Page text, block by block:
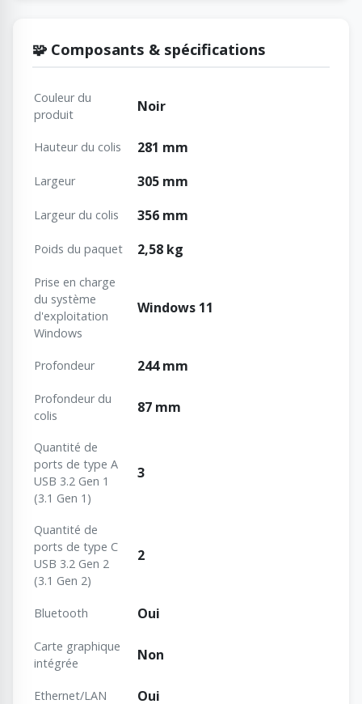
🧩 Composants & spécifications
Couleur du
produit
Noir
Hauteur du colis 281 mm
Largeur 305 mm
Largeur du colis 356 mm
Poids du paquet 2,58 kg
Prise en charge
du système
d'exploitation
Windows
Windows 11
Profondeur 244 mm
Profondeur du
colis
87 mm
Quantité de
ports de type A
USB 3.2 Gen 1
(3.1 Gen 1)
3
Quantité de
ports de type C
USB 3.2 Gen 2
(3.1 Gen 2)
2
Bluetooth Oui
Carte graphique
intégrée
Non
Ethernet/LAN Oui